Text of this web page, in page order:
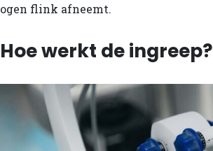
ogen flink afneemt.
Hoe werkt de ingreep?